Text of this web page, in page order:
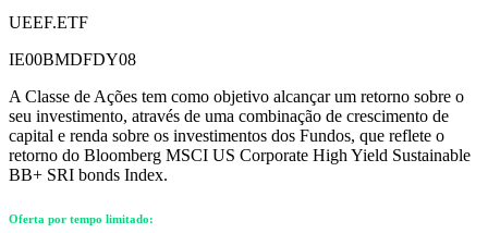
UEEF.ETF
IE00BMDFDY08
A Classe de Ações tem como objetivo alcançar um retorno sobre o
seu investimento, através de uma combinação de crescimento de
capital e renda sobre os investimentos dos Fundos, que reflete o
retorno do Bloomberg MSCI US Corporate High Yield Sustainable
BB+ SRI bonds Index.
Oferta por tempo limitado: